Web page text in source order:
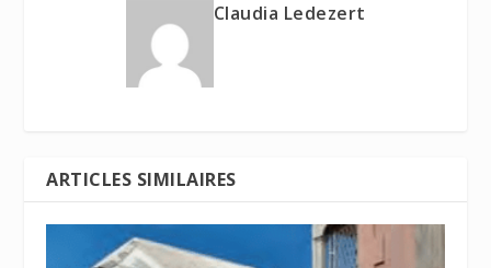
Claudia Ledezert
ARTICLES SIMILAIRES